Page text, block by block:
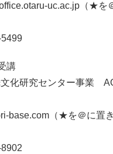
uc.ac.jp（★を
講
化研究センター事業
base.com（★を＠に置